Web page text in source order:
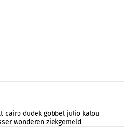
cairo dudek gobbel julio kalou
wonderen ziekgemeld